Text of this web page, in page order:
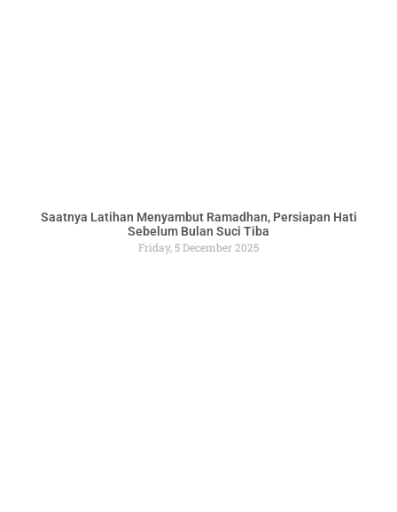
Saatnya Latihan Menyambut Ramadhan, Persiapan Hati
Sebelum Bulan Suci Tiba
Friday, 5 December 2025